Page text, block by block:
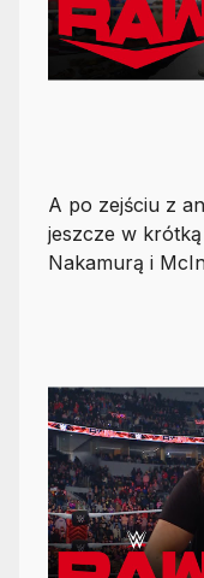
A po zejściu z
jeszcze w
Nakamurą i